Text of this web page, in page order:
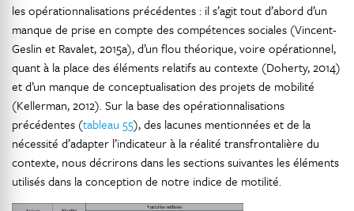
les opérationnalisations précédentes : il s’agit tout d’abord d’un
manque de prise en compte des compétences sociales (Vincent-
Geslin et Ravalet, 2015a), d’un flou théorique, voire opérationnel,
quant à la place des éléments relatifs au contexte (Doherty, 2014)
et d’un manque de conceptualisation des projets de mobilité
(Kellerman, 2012). Sur la base des opérationnalisations
précédentes (tableau 55), des lacunes mentionnées et de la
nécessité d’adapter l’indicateur à la réalité transfrontalière du
contexte, nous décrirons dans les sections suivantes les éléments
utilisés dans la conception de notre indice de motilité.